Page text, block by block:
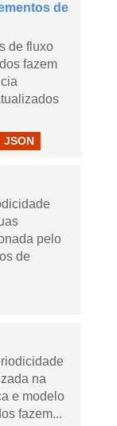
de
de fluxo
fazem
JSON
pelo
de
na
e modelo
fazem...